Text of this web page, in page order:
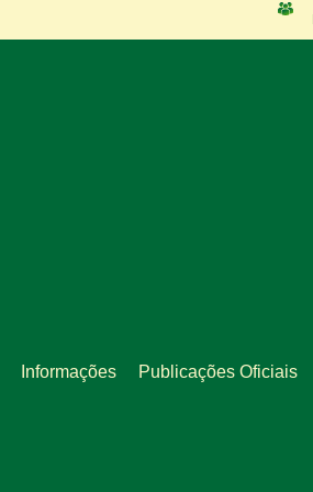
Informações Publicações Oficiais